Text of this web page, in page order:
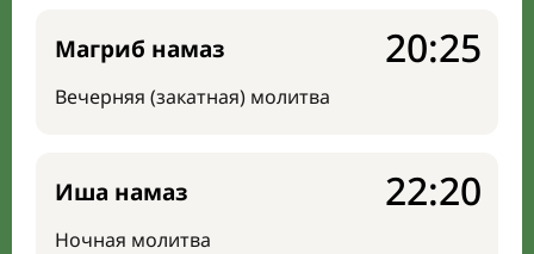
Магриб намаз
Вечерняя (закатная) молитва
20:25
Иша намаз
Ночная молитва
22:20